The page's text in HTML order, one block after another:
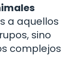
a aquellos
sino
complejos